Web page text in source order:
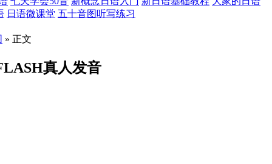
日语微课堂 五十音图听写练习
» 正文
真人发音